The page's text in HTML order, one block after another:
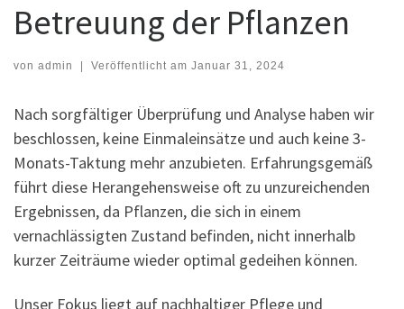
Betreuung der Pflanzen
von admin | Veröffentlicht am Januar 31, 2024
Nach sorgfältiger Überprüfung und Analyse haben wir
beschlossen, keine Einmaleinsätze und auch keine 3-
Monats-Taktung mehr anzubieten. Erfahrungsgemäß
führt diese Herangehensweise oft zu unzureichenden
Ergebnissen, da Pflanzen, die sich in einem
vernachlässigten Zustand befinden, nicht innerhalb
kurzer Zeiträume wieder optimal gedeihen können.
Unser Fokus liegt auf nachhaltiger Pflege und